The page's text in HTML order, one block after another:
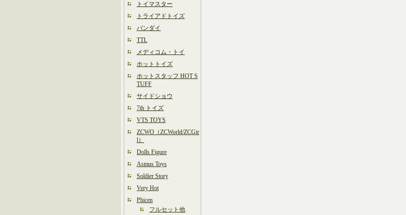
トイマスター
トライアドトイズ
バンダイ
TTL
メディコム・トイ
ホットトイズ
ホットスタッフ HOT S
TUFF
サイドショウ
7th トイズ
VTS TOYS
ZCWO（ZCWorld/ZCGir
l）
Dolls Figure
Asmus Toys
Soldier Story
Very Hot
Phicen
フルセット他